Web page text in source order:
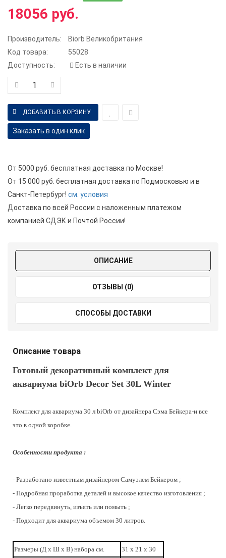
18056 руб.
Производитель:
Biorb Великобритания
Код товара:
55028
Доступность:
Есть в наличии
Заказать в один клик
От 5000 руб. бесплатная доставка по Москве!
От 15 000 руб. бесплатная доставка по Подмосковью и в
Санкт-Петербург! см. условия
Доставка по всей России с наложенным платежом
компанией СДЭК и Почтой России!
ОПИСАНИЕ
ОТЗЫВЫ (0)
СПОСОБЫ ДОСТАВКИ
Описание товара
Готовый декоративный комплект для
аквариума biOrb Decor Set 30L Winter
Комплект для аквариума 30 л biOrb от дизайнера Сэма Бейкера-и все
это в одной коробке.
Особенности продукта :
- Разработано известным дизайнером Самуэлем Бейкером ;
- Подробная проработка деталей и высокое качество изготовления ;
- Легко передвинуть, изъять или помыть ;
- Подходит для аквариума объемом 30 литров.
Размеры (Д х Ш х В) набора cм. 31 x 21 x 30